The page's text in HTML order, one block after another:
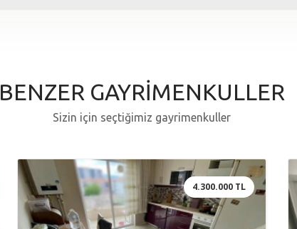
BENZER GAYRİMENKULLER
Sizin için seçtiğimiz gayrimenkuller
4.300.000 TL